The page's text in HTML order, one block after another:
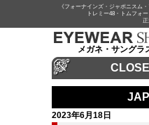
《フォーナインズ・ジャポニスム
トレミー48・トムフォ
正
メガネ・サング
2023年6月18日